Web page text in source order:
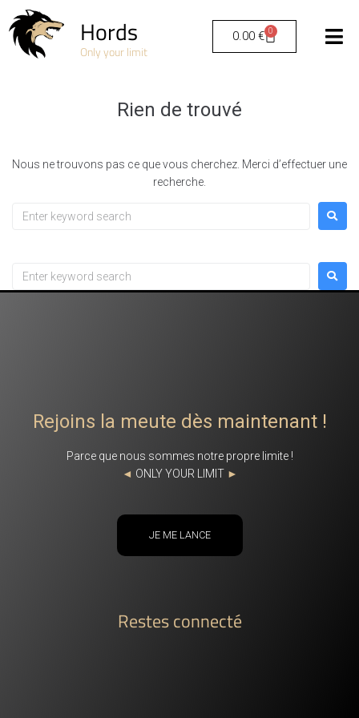
Hords
Only your limit
0.00€ 0
Rien de trouvé
Nous ne trouvons pas ce que vous cherchez. Merci d’effectuer une
recherche.
Rejoins la meute dès maintenant !
Parce que nous sommes notre propre limite !
◄ ONLY YOUR LIMIT ►
JE ME LANCE
Restes connecté